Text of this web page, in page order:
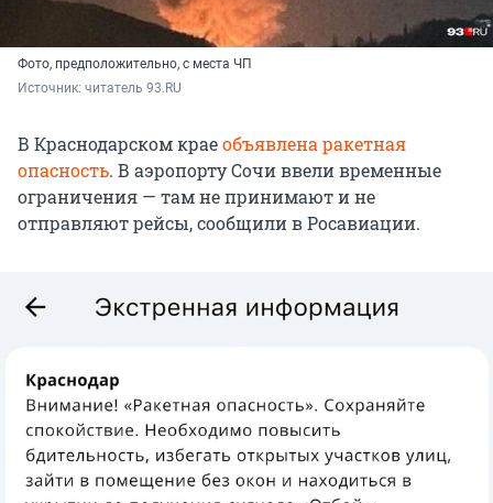
Фото, предположительно, с места ЧП
Источник: читатель 93.RU
В Краснодарском краеобъявлена ракетная
опасность. В аэропорту Сочи ввели временные
ограничения — там не принимают и не
отправляют рейсы, сообщили в Росавиации.